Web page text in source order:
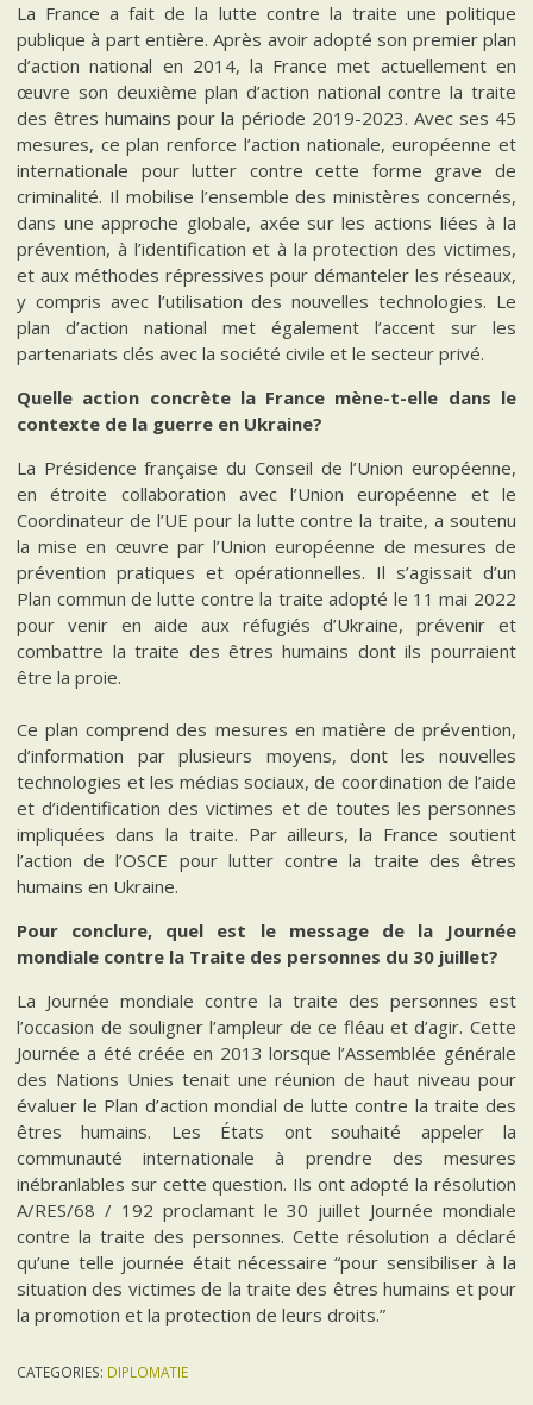
La France a fait de la lutte contre la traite une politique
publique à part entière. Après avoir adopté son premier plan
d’action national en 2014, la France met actuellement en
œuvre son deuxième plan d’action national contre la traite
des êtres humains pour la période 2019-2023. Avec ses 45
mesures, ce plan renforce l’action nationale, européenne et
internationale pour lutter contre cette forme grave de
criminalité. Il mobilise l’ensemble des ministères concernés,
dans une approche globale, axée sur les actions liées à la
prévention, à l’identification et à la protection des victimes,
et aux méthodes répressives pour démanteler les réseaux,
y compris avec l’utilisation des nouvelles technologies. Le
plan d’action national met également l’accent sur les
partenariats clés avec la société civile et le secteur privé.
Quelle action concrète la France mène-t-elle dans le
contexte de la guerre en Ukraine?
La Présidence française du Conseil de l’Union européenne,
en étroite collaboration avec l’Union européenne et le
Coordinateur de l’UE pour la lutte contre la traite, a soutenu
la mise en œuvre par l’Union européenne de mesures de
prévention pratiques et opérationnelles. Il s’agissait d’un
Plan commun de lutte contre la traite adopté le 11 mai 2022
pour venir en aide aux réfugiés d’Ukraine, prévenir et
combattre la traite des êtres humains dont ils pourraient
être la proie.
Ce plan comprend des mesures en matière de prévention,
d’information par plusieurs moyens, dont les nouvelles
technologies et les médias sociaux, de coordination de l’aide
et d’identification des victimes et de toutes les personnes
impliquées dans la traite. Par ailleurs, la France soutient
l’action de l’OSCE pour lutter contre la traite des êtres
humains en Ukraine.
Pour conclure, quel est le message de la Journée
mondiale contre la Traite des personnes du 30 juillet?
La Journée mondiale contre la traite des personnes est
l’occasion de souligner l’ampleur de ce fléau et d’agir. Cette
Journée a été créée en 2013 lorsque l’Assemblée générale
des Nations Unies tenait une réunion de haut niveau pour
évaluer le Plan d’action mondial de lutte contre la traite des
êtres humains. Les États ont souhaité appeler la
communauté internationale à prendre des mesures
inébranlables sur cette question. Ils ont adopté la résolution
A/RES/68 / 192 proclamant le 30 juillet Journée mondiale
contre la traite des personnes. Cette résolution a déclaré
qu’une telle journée était nécessaire “pour sensibiliser à la
situation des victimes de la traite des êtres humains et pour
la promotion et la protection de leurs droits.”
CATEGORIES: DIPLOMATIE